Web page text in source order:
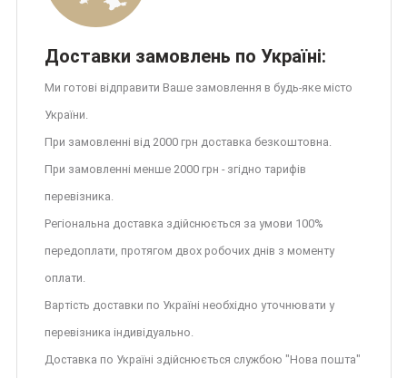
Доставки замовлень по Україні:
Ми готові відправити Ваше замовлення в будь-яке місто
України.
При замовленні від 2000 грн доставка безкоштовна.
При замовленні менше 2000 грн - згідно тарифів
перевізника.
Регіональна доставка здійснюється за умови 100%
передоплати, протягом двох робочих днів з моменту
оплати.
Вартість доставки по Україні необхідно уточнювати у
перевізника індивідуально.
Доставка по Україні здійснюється службою "Нова пошта"